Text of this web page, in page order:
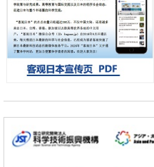
京都大学高效生成光的构成单元“
科学研究
开发出300亿年仅误差1秒的光晶
基础设施
经济・社会
大阪大学开发出膜脂质可视化工
科学研究